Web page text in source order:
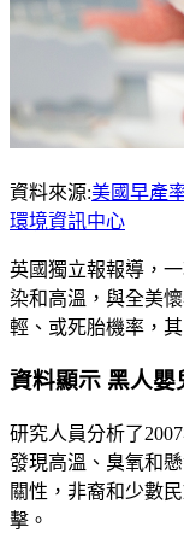
資料來源:美國早產
環境資訊中心
英國獨立報報導，
染和高溫，與全美
輕、或死胎機率，
資料顯示 黑人嬰
研究人員分析了
發現高溫、臭氧和
關性，非裔和少數
擊。